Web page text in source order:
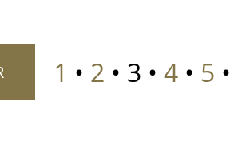
morfo
1 • 2 • 3 • 4• 5